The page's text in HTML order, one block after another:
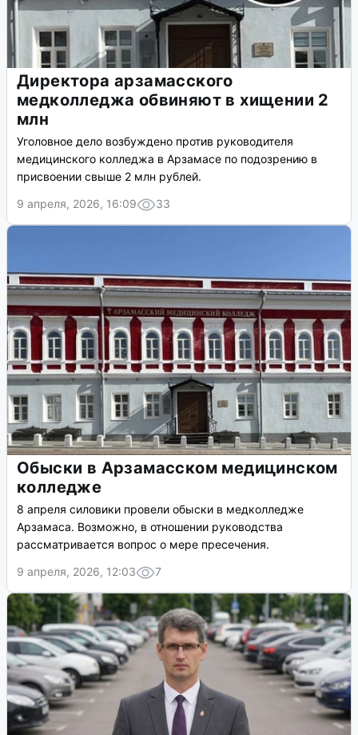
Директора арзамасского
медколледжа обвиняют в хищении 2
млн
Уголовное дело возбуждено против руководителя
медицинского колледжа в Арзамасе по подозрению в
присвоении свыше 2 млн рублей.
9 апреля, 2026, 16:09
33
Обыски в Арзамасском медицинском
колледже
8 апреля силовики провели обыски в медколледже
Арзамаса. Возможно, в отношении руководства
рассматривается вопрос о мере пресечения.
9 апреля, 2026, 12:03
7